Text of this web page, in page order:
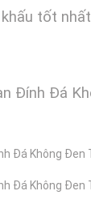
tốt nhất